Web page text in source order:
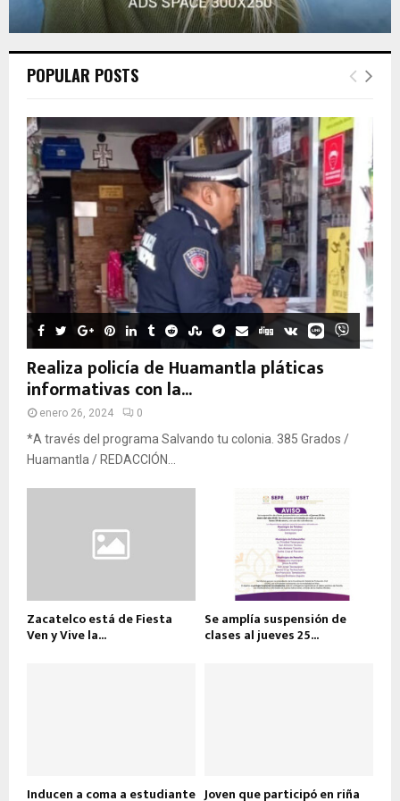
POPULAR POSTS
Realiza policía de Huamantla pláticas
informativas con la...
enero 26, 2024 0
*A través del programa Salvando tu colonia. 385 Grados /
Huamantla / REDACCIÓN...
Zacatelco está de Fiesta
Ven y Vive la...
Se amplía suspensión de
clases al jueves 25...
Inducen a coma a estudiante Joven que participó en riña